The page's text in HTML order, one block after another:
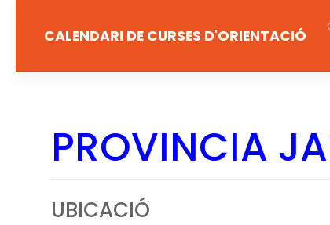
CALENDARI DE CURSES D'ORIENTACIÓ
PROVINCIA
UBICACIÓ